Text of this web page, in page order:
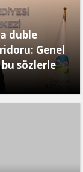
duble
Genel
bu sözlerle